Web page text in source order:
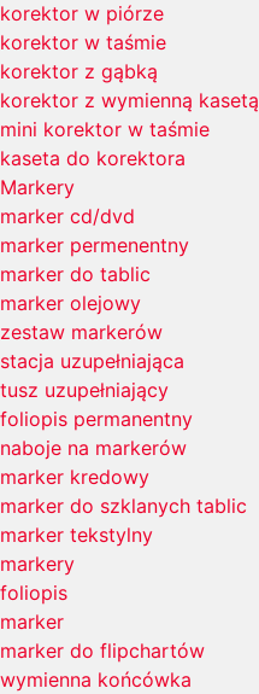
korektor w piórze
korektor w taśmie
korektor z gąbką
korektor z wymienną kasetą
mini korektor w taśmie
kaseta do korektora
Markery
marker cd/dvd
marker permenentny
marker do tablic
marker olejowy
zestaw markerów
stacja uzupełniająca
tusz uzupełniający
foliopis permanentny
naboje na markerów
marker kredowy
marker do szklanych tablic
marker tekstylny
markery
foliopis
marker
marker do flipchartów
wymienna końcówka